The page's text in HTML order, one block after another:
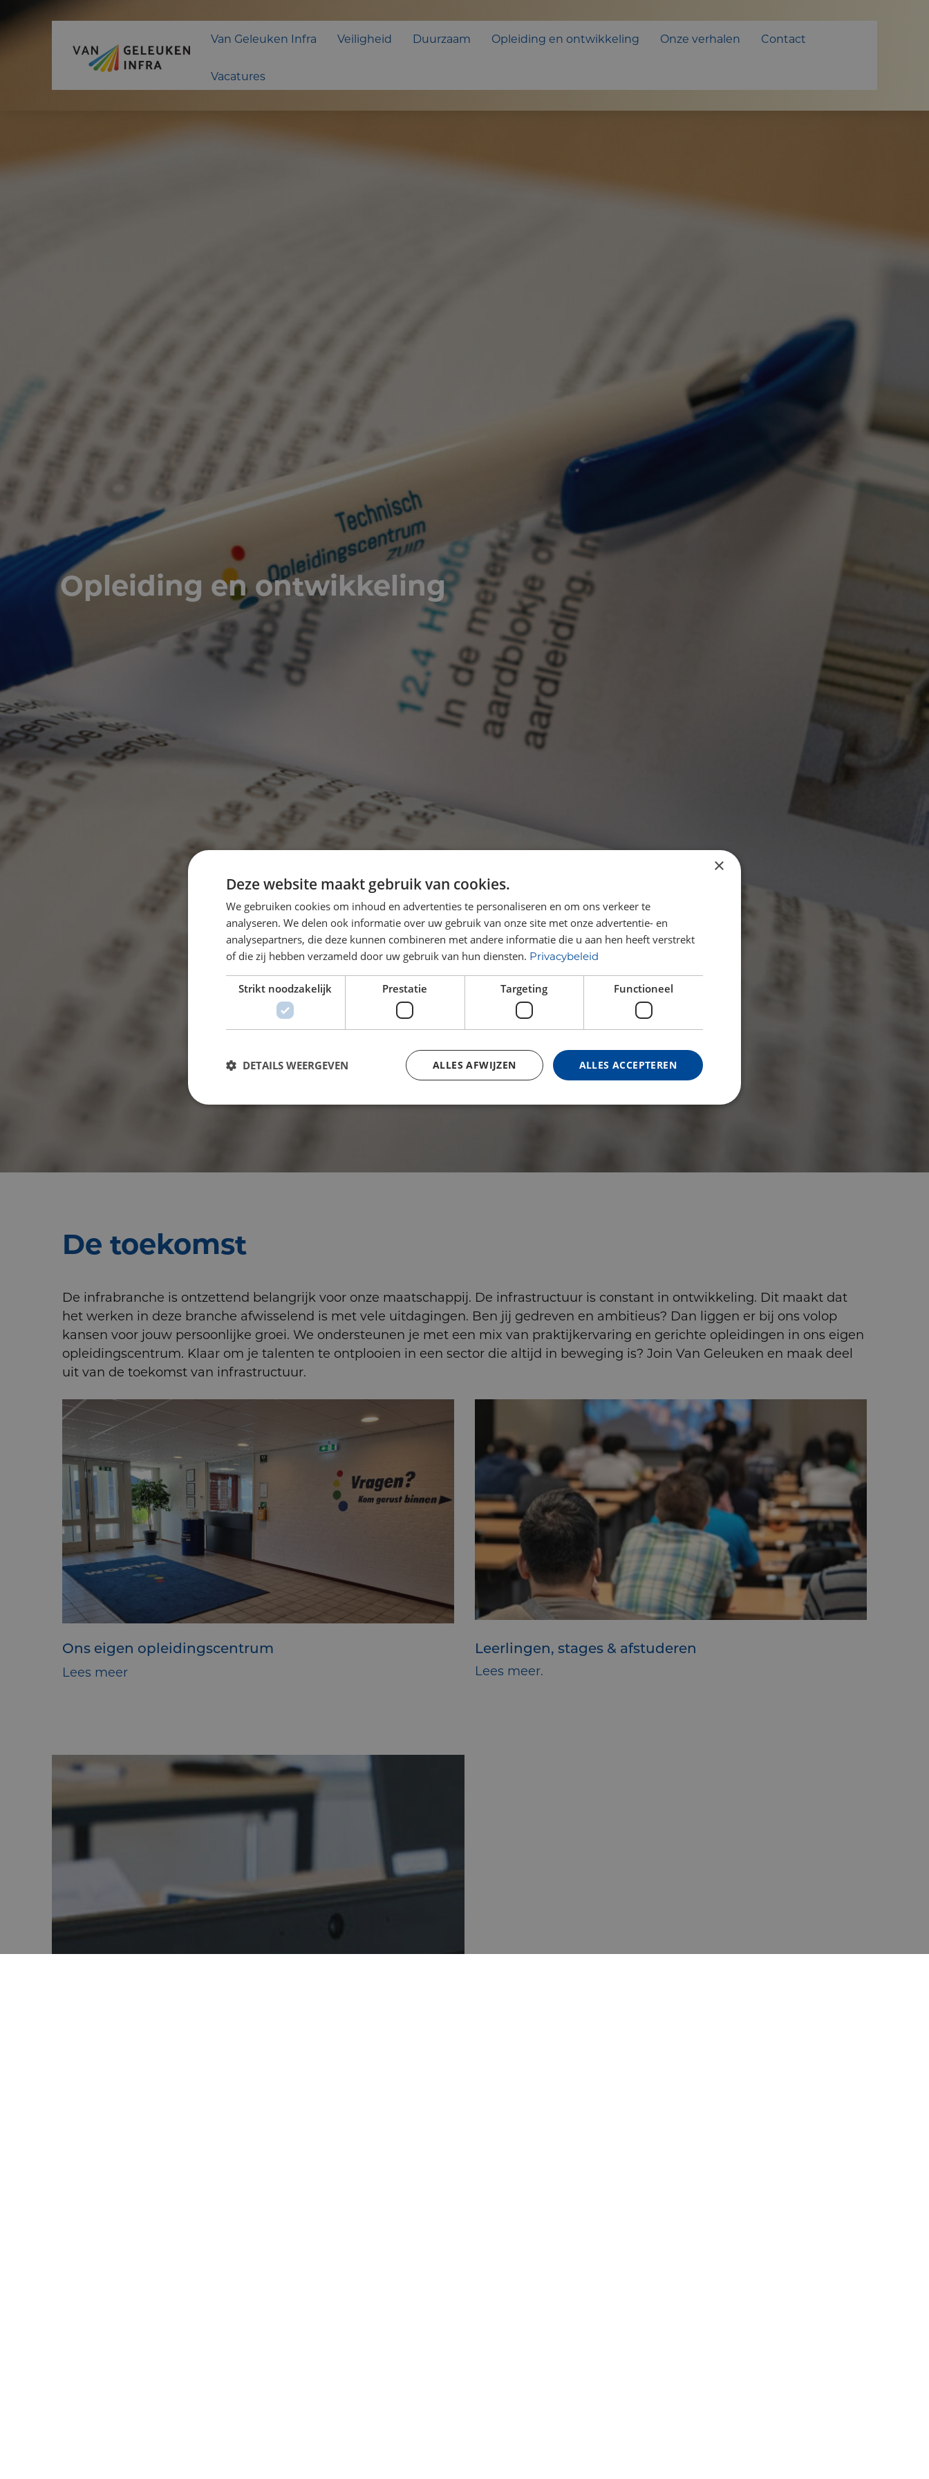
Van Geleuken Infra Veiligheid Duurzaam Opleiding en ontwikkeling Onze verhalen Contact
Vacatures
Opleiding en ontwikkeling
De toekomst
De infrabranche is ontzettend belangrijk voor onze maatschappij. De infrastructuur is constant in ontwikkeling. Dit maakt dat
het werken in deze branche afwisselend is met vele uitdagingen. Ben jij gedreven en ambitieus? Dan liggen er bij ons volop
kansen voor jouw persoonlijke groei. We ondersteunen je met een mix van praktijkervaring en gerichte opleidingen in ons eigen
opleidingscentrum. Klaar om je talenten te ontplooien in een sector die altijd in beweging is? Join Van Geleuken en maak deel
uit van de toekomst van infrastructuur.
Ons eigen opleidingscentrum
Lees meer
Leerlingen, stages & afstuderen
Lees meer.
×
Deze website maakt gebruik van cookies.
We gebruiken cookies om inhoud en advertenties te personaliseren en om ons verkeer te
analyseren. We delen ook informatie over uw gebruik van onze site met onze advertentie- en
analysepartners, die deze kunnen combineren met andere informatie die u aan hen heeft verstrekt
of die zij hebben verzameld door uw gebruik van hun diensten. Privacybeleid
Strikt noodzakelijk Prestatie Targeting Functioneel
ALLES ACCEPTEREN
ALLES AFWIJZEN
DETAILS WEERGEVEN